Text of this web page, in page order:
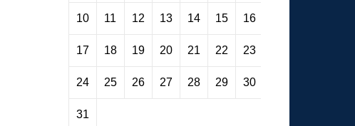
10 11 12 13 14 15 16
17 18 19 20 21 22 23
24 25 26 27 28 29 30
31